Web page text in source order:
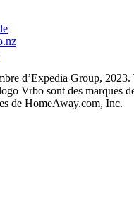
d’Expedia Group, 2023.
Vrbo sont des marques
de HomeAway.com, Inc.